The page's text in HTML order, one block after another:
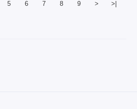
5 6 7 8 9 > >|